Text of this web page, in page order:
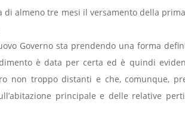
almeno tre mesi il versamento della
Governo sta prendendo una forma
è data per certa ed è quindi
non troppo distanti e che, comunque,
principale e delle relative